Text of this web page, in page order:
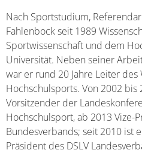
Nach Sportstudium,
Fahlenbock seit 1989
Sportwissenschaft und dem
Universität. Neben seiner
war er rund 20 Jahre Leiter
Hochschulsports. Von 2002 bis
Vorsitzender der
Hochschulsport, ab 2013 Vize-
Bundesverbands; seit 2010 ist
Präsident des DSLV